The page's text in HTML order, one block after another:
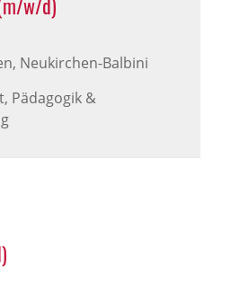
Neukirchen-Balbini
Pädagogik &